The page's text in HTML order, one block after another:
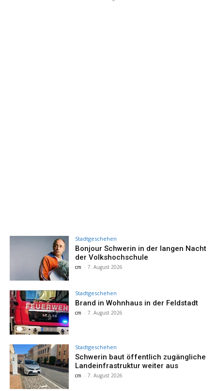
Stadtgeschehen
Bonjour Schwerin in der langen Nacht
der Volkshochschule
cm - 7. August 2026
Stadtgeschehen
Brand in Wohnhaus in der Feldstadt
cm - 7. August 2026
Stadtgeschehen
Schwerin baut öffentlich zugängliche
Landeinfrastruktur weiter aus
cm - 7. August 2026